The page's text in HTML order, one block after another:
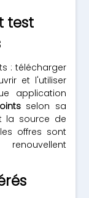
test
: télécharger
et l'utiliser
application
selon sa
la source de
offres sont